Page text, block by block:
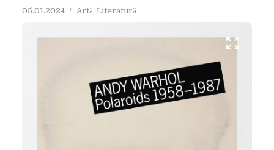
05.01.2024 Artă, Literatură